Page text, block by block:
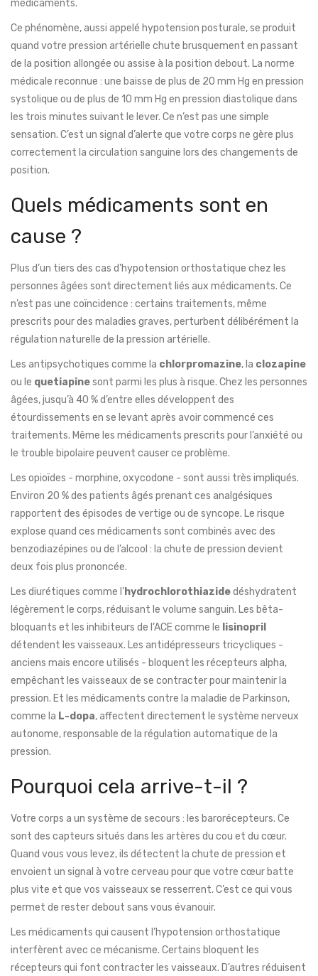
médicaments.
Ce phénomène, aussi appelé hypotension posturale, se produit
quand votre pression artérielle chute brusquement en passant
de la position allongée ou assise à la position debout. La norme
médicale reconnue : une baisse de plus de 20 mm Hg en pression
systolique ou de plus de 10 mm Hg en pression diastolique dans
les trois minutes suivant le lever. Ce n’est pas une simple
sensation. C’est un signal d’alerte que votre corps ne gère plus
correctement la circulation sanguine lors des changements de
position.
Quels médicaments sont en
cause ?
Plus d’un tiers des cas d’hypotension orthostatique chez les
personnes âgées sont directement liés aux médicaments. Ce
n’est pas une coïncidence : certains traitements, même
prescrits pour des maladies graves, perturbent délibérément la
régulation naturelle de la pression artérielle.
Les antipsychotiques comme la chlorpromazine, la clozapine
ou le quetiapinesont parmi les plus à risque. Chez les personnes
âgées, jusqu’à 40 % d’entre elles développent des
étourdissements en se levant après avoir commencé ces
traitements. Même les médicaments prescrits pour l’anxiété ou
le trouble bipolaire peuvent causer ce problème.
Les opioïdes - morphine, oxycodone - sont aussi très impliqués.
Environ 20 % des patients âgés prenant ces analgésiques
rapportent des épisodes de vertige ou de syncope. Le risque
explose quand ces médicaments sont combinés avec des
benzodiazépines ou de l’alcool : la chute de pression devient
deux fois plus prononcée.
Les diurétiques comme l’hydrochlorothiazidedéshydratent
légèrement le corps, réduisant le volume sanguin. Les bêta-
bloquants et les inhibiteurs de l’ACE comme le lisinopril
détendent les vaisseaux. Les antidépresseurs tricycliques -
anciens mais encore utilisés - bloquent les récepteurs alpha,
empêchant les vaisseaux de se contracter pour maintenir la
pression. Et les médicaments contre la maladie de Parkinson,
comme la L-dopa, affectent directement le système nerveux
autonome, responsable de la régulation automatique de la
pression.
Pourquoi cela arrive-t-il ?
Votre corps a un système de secours : les barorécepteurs. Ce
sont des capteurs situés dans les artères du cou et du cœur.
Quand vous vous levez, ils détectent la chute de pression et
envoient un signal à votre cerveau pour que votre cœur batte
plus vite et que vos vaisseaux se resserrent. C’est ce qui vous
permet de rester debout sans vous évanouir.
Les médicaments qui causent l’hypotension orthostatique
interfèrent avec ce mécanisme. Certains bloquent les
récepteurs qui font contracter les vaisseaux. D’autres réduisent